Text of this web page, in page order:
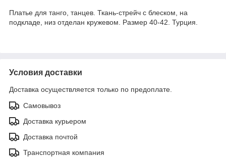
Платье для танго, танцев. Ткань-стрейч с блеском, на
подкладе, низ отделан кружевом. Размер 40-42. Турция.
Условия доставки
Доставка осуществляется только по предоплате.
Самовывоз
Доставка курьером
Доставка почтой
Транспортная компания